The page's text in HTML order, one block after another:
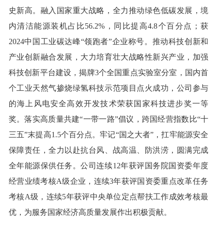
史新高。融入国家重大战略，全力推动绿色低碳发展，境
内清洁能源装机占比56.2%，同比提高4.8个百分点；获
2024中国工业碳达峰“领跑者”企业称号。推动科技创新和
产业创新融合发展，大力培育壮大战略性新兴产业，加强
科技创新平台建设，揭牌3个全国重点实验室分室，国内首
个工业天然气掺烧绿氢科技示范项目点火成功，公司参与
的海上风电安全高效开发技术荣获国家科技进步奖一等
奖。落实高质量共建“一带一路”倡议，跨国经营指数比“十
三五”末提高1.5个百分点。牢记“国之大者”，扛牢能源安全
保障责任，全力以赴抗台风、战高温、防洪涝，圆满完成
全年能源保供任务。公司连续12年获评国务院国资委年度
经营业绩考核A级企业，连续3年获评国资委重点改革任务
考核A级，连续5年获评中央单位定点帮扶工作成效考核最
优，为服务国家经济高质量发展作出积极贡献。